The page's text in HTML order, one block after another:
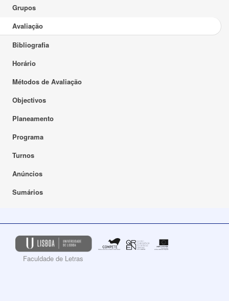
Grupos
Avaliação
Bibliografia
Horário
Métodos de Avaliação
Objectivos
Planeamento
Programa
Turnos
Anúncios
Sumários
Faculdade de Letras